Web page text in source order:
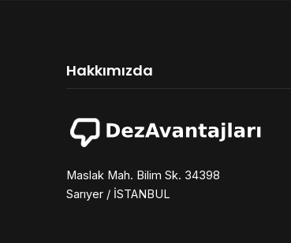
Hakkımızda
Maslak Mah. Bilim Sk. 34398
Sarıyer / İSTANBUL